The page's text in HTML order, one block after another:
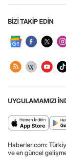
BİZİ TAKİP EDİN
UYGULAMAMIZI
Haberler.com:
ve en güncel